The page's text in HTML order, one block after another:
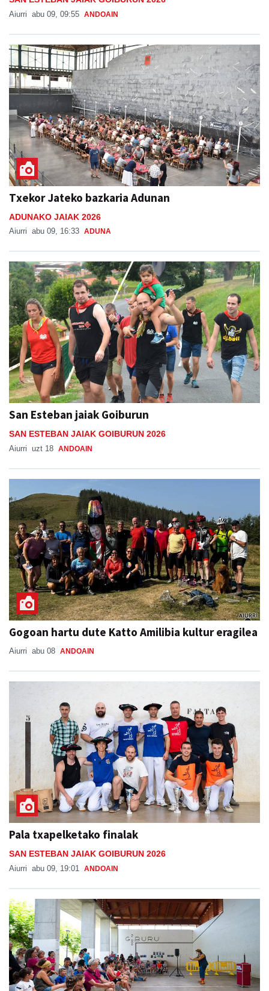
Aiurri abu 09, 09:55 ANDOAIN
Txekor Jateko bazkaria Adunan
ADUNAKO JAIAK 2026
Aiurri abu 09, 16:33 ADUNA
San Esteban jaiak Goiburun
SAN ESTEBAN JAIAK GOIBURUN 2026
Aiurri uzt 18 ANDOAIN
Gogoan hartu dute Katto Amilibia kultur eragilea
Aiurri abu 08 ANDOAIN
Pala txapelketako finalak
SAN ESTEBAN JAIAK GOIBURUN 2026
Aiurri abu 09, 19:01 ANDOAIN